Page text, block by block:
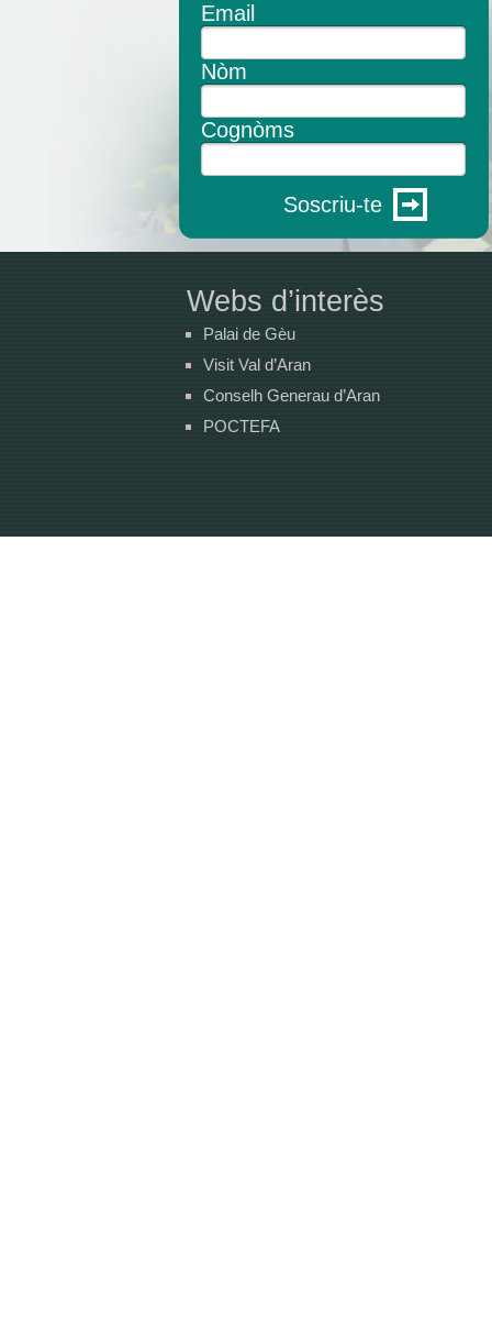
Email
Nòm
Cognòms
Soscriu-te
Webs d’interès
Palai de Gèu
Visit Val d’Aran
Conselh Generau d’Aran
POCTEFA